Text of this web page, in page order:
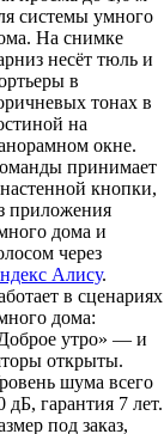
системы умного
На снимке
несёт тюль и
в
тонах в
на
окне.
принимает
кнопки,
приложения
дома и
через
Алису.
в сценариях
дома:
утро» — и
открыты.
шума всего
дБ, гарантия 7 лет.
под заказ,